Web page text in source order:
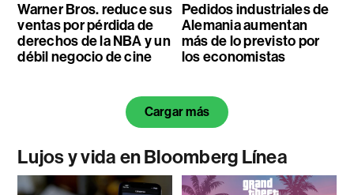
Warner Bros. reduce sus
ventas por pérdida de
derechos de la NBA y un
débil negocio de cine
Pedidos industriales de
Alemania aumentan
más de lo previsto por
los economistas
Cargar más
Lujos y vida en Bloomberg Línea